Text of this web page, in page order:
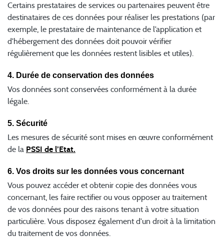
Certains prestataires de services ou partenaires peuvent être
destinataires de ces données pour réaliser les prestations (par
exemple, le prestataire de maintenance de l’application et
d’hébergement des données doit pouvoir vérifier
régulièrement que les données restent lisibles et utiles).
4. Durée de conservation des données
Vos données sont conservées conformément à la durée
légale.
5. Sécurité
Les mesures de sécurité sont mises en œuvre conformément
de la PSSI de l’Etat.
6. Vos droits sur les données vous concernant
Vous pouvez accéder et obtenir copie des données vous
concernant, les faire rectifier ou vous opposer au traitement
de vos données pour des raisons tenant à votre situation
particulière. Vous disposez également d'un droit à la limitation
du traitement de vos données.